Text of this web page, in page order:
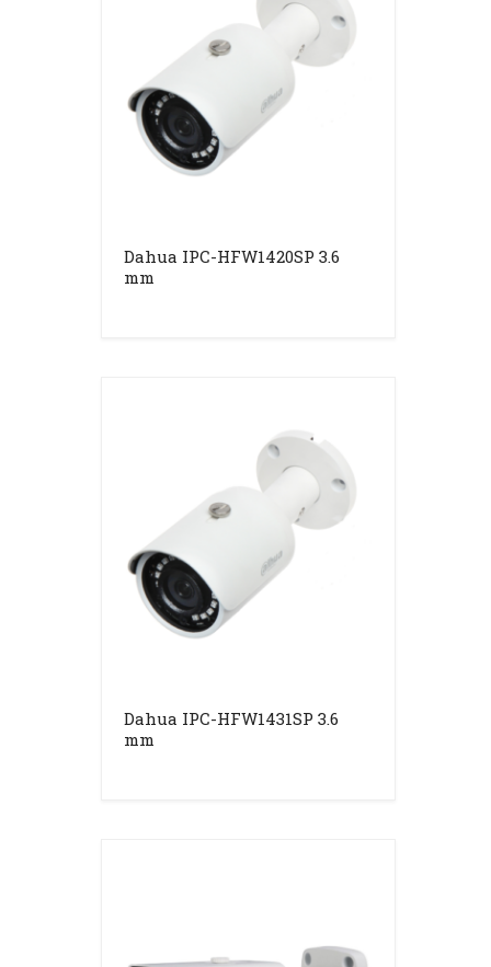
Dahua IPC-HFW1420SP 3.6
mm
Dahua IPC-HFW1431SP 3.6
mm